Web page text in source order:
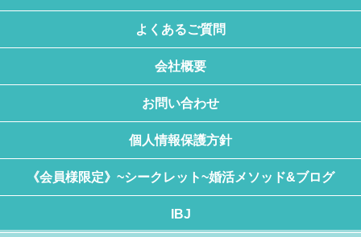
よくあるご質問
会社概要
お問い合わせ
個人情報保護方針
《会員様限定》~シークレット~婚活メソッド&ブログ
IBJ